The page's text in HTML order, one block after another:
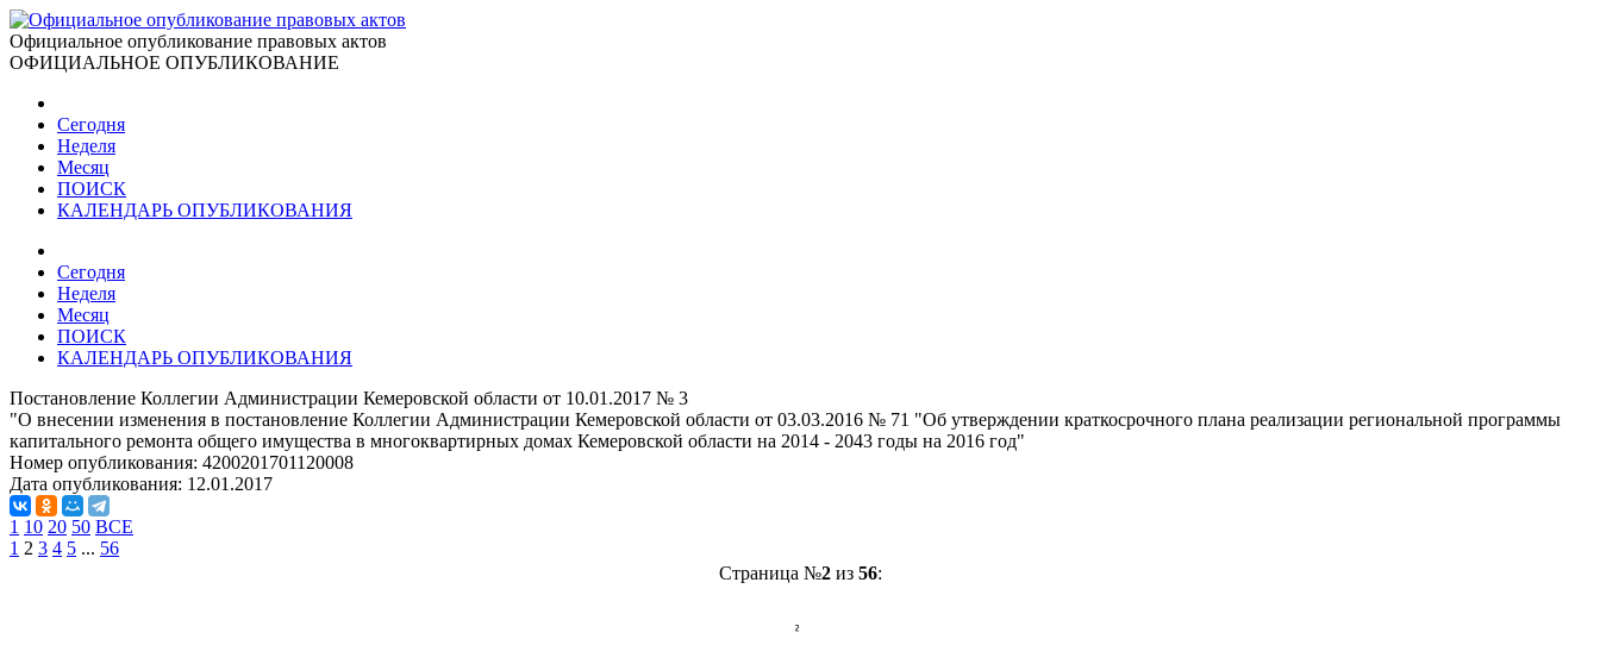
Официальное опубликование правовых актов
ОФИЦИАЛЬНОЕ ОПУБЛИКОВАНИЕ
Сегодня
Неделя
Месяц
ПОИСК
КАЛЕНДАРЬ ОПУБЛИКОВАНИЯ
Сегодня
Неделя
Месяц
ПОИСК
КАЛЕНДАРЬ ОПУБЛИКОВАНИЯ
Постановление Коллегии Администрации Кемеровской области от 10.01.2017 № 3
"О внесении изменения в постановление Коллегии Администрации Кемеровской области от 03.03.2016 № 71 "Об утверждении краткосрочного плана реализации региональной программы
капитального ремонта общего имущества в многоквартирных домах Кемеровской области на 2014 - 2043 годы на 2016 год"
Номер опубликования: 4200201701120008
Дата опубликования: 12.01.2017
1 10 20 50 ВСЕ
1 2 3 4 5 ... 56
Страница №2из 56: